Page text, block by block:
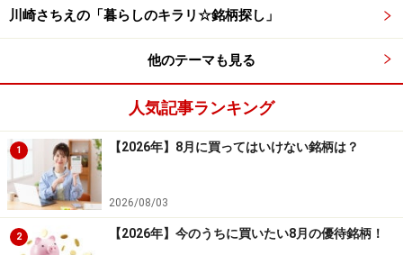
いる月であることから、安易なトレードを行うとリスク
を被ってしまう可能性があります。よって、9月にトレ
ードを行う場合は、慎重に銘柄を選択する必要があるで
そこで、下がりやすい傾向がある9月相場でも、例年成
績が好調である銘柄を確認してみたいと思います。
9月の好調銘柄ランキング
川崎さちえの「暮らしのキラリ☆銘柄探し」
他のテーマも見る
人気記事ランキング
1 【2026年】8月に買ってはいけない銘柄は？
2026/08/03
2 【2026年】今のうちに買いたい8月の優待銘柄！